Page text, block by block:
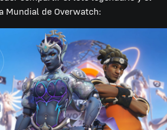
Mundial de Overwatch: